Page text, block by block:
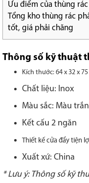
Ưu điểm của thùng
Tổng kho thùng rác
tốt, giá phải chăng
Thông số kỹ thuật
Kích thước: 64 x 32 x
Chất liệu: Inox
Màu sắc: Màu
Kết cấu 2 ngăn
Thiết kế cửa đẩy tiện
Xuất xứ: China
* Lưu ý: Thông số kỹ